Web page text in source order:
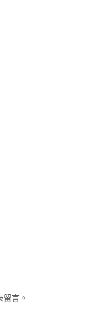
留言。